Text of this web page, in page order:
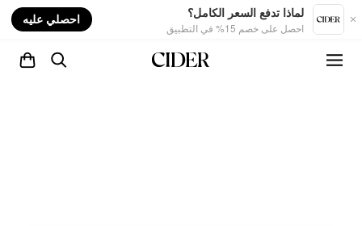
لماذا تدفع السعر الكامل؟
احصل على خصم 15% في التطبيق
احصلي عليه